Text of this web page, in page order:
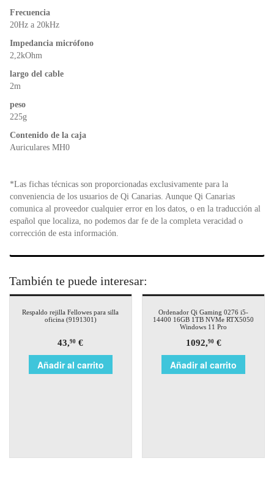
Frecuencia
20Hz a 20kHz
Impedancia micrófono
2,2kOhm
largo del cable
2m
peso
225g
Contenido de la caja
Auriculares MH0
*Las fichas técnicas son proporcionadas exclusivamente para la
conveniencia de los usuarios de Qi Canarias. Aunque Qi Canarias
comunica al proveedor cualquier error en los datos, o en la traducción al
español que localiza, no podemos dar fe de la completa veracidad o
corrección de esta información.
También te puede interesar:
Respaldo rejilla Fellowes para silla
oficina (9191301)
43,90 €
Añadir al carrito
Ordenador Qi Gaming 0276 i5-
14400 16GB 1TB NVMe RTX5050
Windows 11 Pro
1092,90€
Añadir al carrito